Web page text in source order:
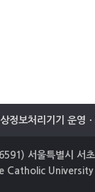
정보처리기기 운영
서울특별시 서
Catholic